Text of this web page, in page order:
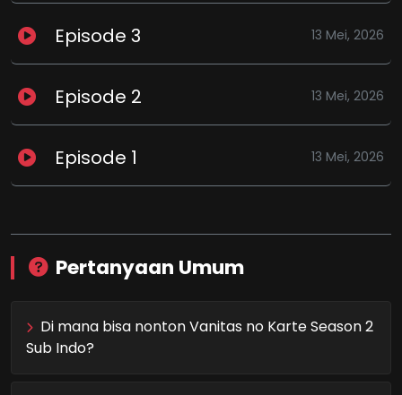
Episode 3 13 Mei, 2026
Episode 2 13 Mei, 2026
Episode 1 13 Mei, 2026
Pertanyaan Umum
Di mana bisa nonton Vanitas no Karte Season 2
Sub Indo?